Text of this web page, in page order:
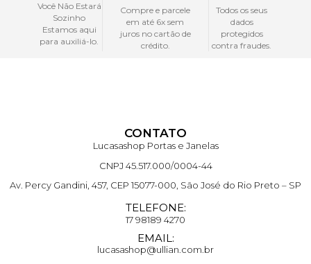
Você Não Estará
Sozinho
Estamos aqui
para auxiliá-lo.
Compre e parcele
em até 6x sem
juros no cartão de
crédito.
Todos os seus
dados
protegidos
contra fraudes.
CONTATO
Lucasashop Portas e Janelas
CNPJ 45.517.000/0004-44
Av. Percy Gandini, 457, CEP 15077-000, São José do Rio Preto – SP
TELEFONE:
17 98189 4270
EMAIL:
lucasashop@ullian.com.br